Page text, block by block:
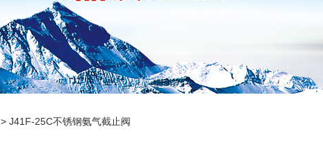
> J41F-25C不锈钢氨气截止阀